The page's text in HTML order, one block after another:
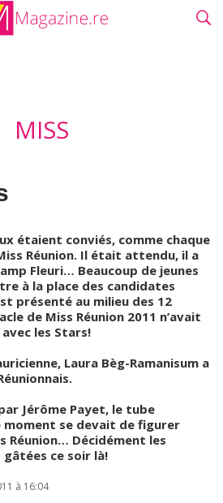
MISS
étaient conviés, comme chaque
Réunion. Il était attendu, il a
Fleuri… Beaucoup de jeunes
à la place des candidates
présenté au milieu des 12
de Miss Réunion 2011 n’avait
les Stars!
Laura Bèg-Ramanisum a
Jérôme Payet, le tube
moment se devait de figurer
Réunion… Décidément les
ce soir là!
à 16:04